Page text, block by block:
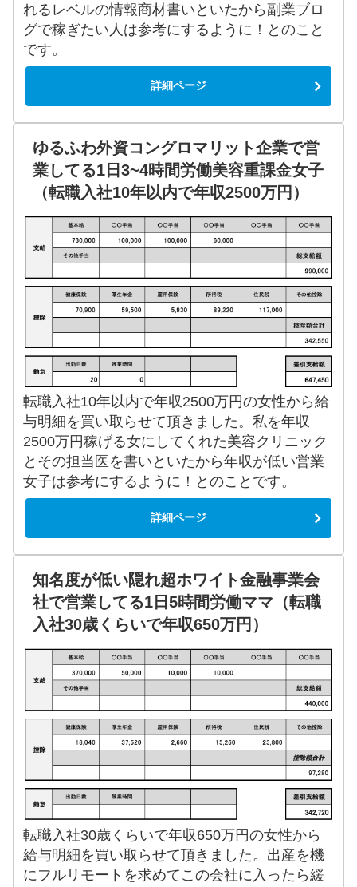
れるレベルの情報商材書いといたから副業ブロ
グで稼ぎたい人は参考にするように！とのこと
です。
詳細ページ
ゆるふわ外資コングロマリット企業で営
業してる1日3~4時間労働美容重課金女子
（転職入社10年以内で年収2500万円）
転職入社10年以内で年収2500万円の女性から給
与明細を買い取らせて頂きました。私を年収
2500万円稼げる女にしてくれた美容クリニック
とその担当医を書いといたから年収が低い営業
女子は参考にするように！とのことです。
詳細ページ
知名度が低い隠れ超ホワイト金融事業会
社で営業してる1日5時間労働ママ（転職
入社30歳くらいで年収650万円）
転職入社30歳くらいで年収650万円の女性から
給与明細を買い取らせて頂きました。出産を機
にフルリモートを求めてこの会社に入ったら緩